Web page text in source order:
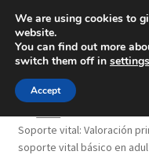
Inicio
Blog
Soporte vital: Valoración
soporte vital básico en
We are using cookies to
website.
You can find out more
switch them off in settings
Accept